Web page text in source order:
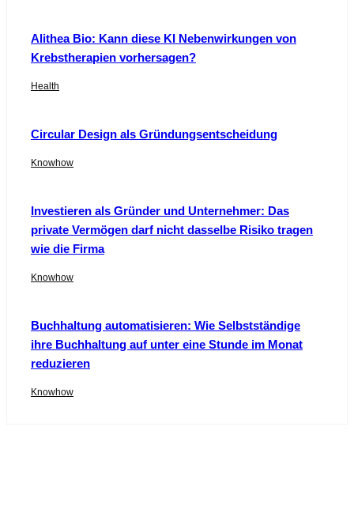
Alithea Bio: Kann diese KI Nebenwirkungen von
Krebstherapien vorhersagen?
Health
Circular Design als Gründungsentscheidung
Knowhow
Investieren als Gründer und Unternehmer: Das
private Vermögen darf nicht dasselbe Risiko tragen
wie die Firma
Knowhow
Buchhaltung automatisieren: Wie Selbstständige
ihre Buchhaltung auf unter eine Stunde im Monat
reduzieren
Knowhow